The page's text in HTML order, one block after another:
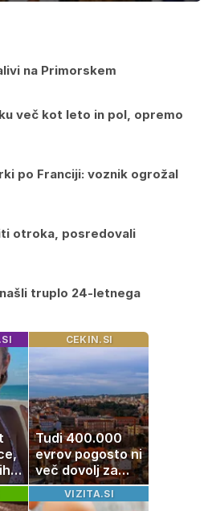
na Primorskem
več kot leto in pol, opremo
po Franciji: voznik ogrožal
otroka, posredovali
truplo 24-letnega
CEKIN.SI
Tudi 400.000
evrov pogosto ni
več dovolj za
nakup
stanovanja
VIZITA.SI